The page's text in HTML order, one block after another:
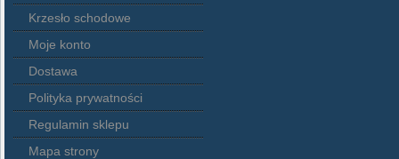
Krzesło schodowe
Moje konto
Dostawa
Polityka prywatności
Regulamin sklepu
Mapa strony